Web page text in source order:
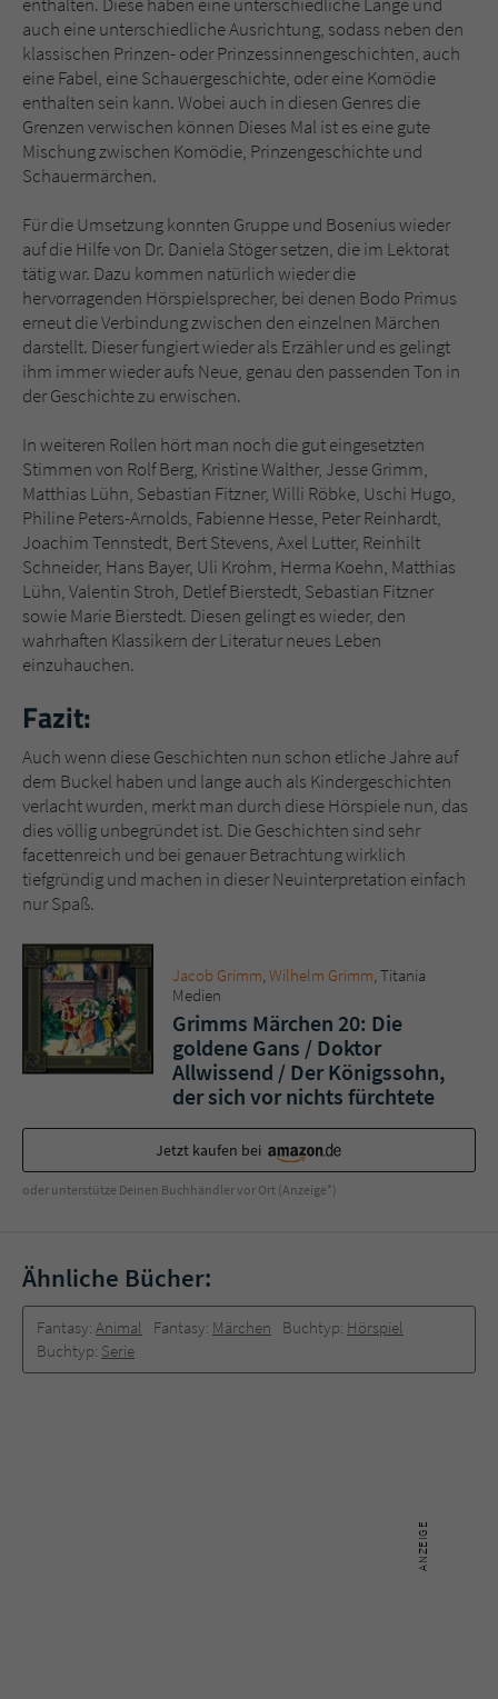
auch eine unterschiedliche Ausrichtung, sodass neben den
klassischen Prinzen- oder Prinzessinnengeschichten, auch
eine Fabel, eine Schauergeschichte, oder eine Komödie
enthalten sein kann. Wobei auch in diesen Genres die
Grenzen verwischen können Dieses Mal ist es eine gute
Mischung zwischen Komödie, Prinzengeschichte und
Schauermärchen.
Für die Umsetzung konnten Gruppe und Bosenius wieder
auf die Hilfe von Dr. Daniela Stöger setzen, die im Lektorat
tätig war. Dazu kommen natürlich wieder die
hervorragenden Hörspielsprecher, bei denen Bodo Primus
erneut die Verbindung zwischen den einzelnen Märchen
darstellt. Dieser fungiert wieder als Erzähler und es gelingt
ihm immer wieder aufs Neue, genau den passenden Ton in
der Geschichte zu erwischen.
In weiteren Rollen hört man noch die gut eingesetzten
Stimmen von Rolf Berg, Kristine Walther, Jesse Grimm,
Matthias Lühn, Sebastian Fitzner, Willi Röbke, Uschi Hugo,
Philine Peters-Arnolds, Fabienne Hesse, Peter Reinhardt,
Joachim Tennstedt, Bert Stevens, Axel Lutter, Reinhilt
Schneider, Hans Bayer, Uli Krohm, Herma Koehn, Matthias
Lühn, Valentin Stroh, Detlef Bierstedt, Sebastian Fitzner
sowie Marie Bierstedt. Diesen gelingt es wieder, den
wahrhaften Klassikern der Literatur neues Leben
einzuhauchen.
Fazit:
Auch wenn diese Geschichten nun schon etliche Jahre auf
dem Buckel haben und lange auch als Kindergeschichten
verlacht wurden, merkt man durch diese Hörspiele nun, das
dies völlig unbegründet ist. Die Geschichten sind sehr
facettenreich und bei genauer Betrachtung wirklich
tiefgründig und machen in dieser Neuinterpretation einfach
nur Spaß.
Jacob Grimm Wilhelm Grimm , Titania
Medien
Grimms Märchen 20: Die
goldene Gans / Doktor
Allwissend / Der Königssohn,
der sich vor nichts fürchtete
Jetzt kaufen bei
oder unterstütze Deinen Buchhändler vor Ort (Anzeige*)
Ähnliche Bücher:
Fantasy: Animal Fantasy: Märchen Buchtyp: Hörspiel
Buchtyp: Serie